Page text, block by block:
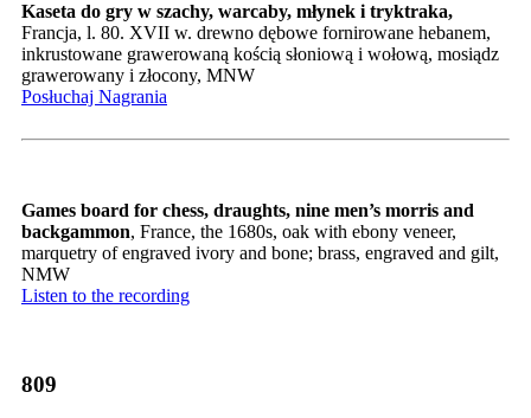
Kaseta do gry w szachy, warcaby, młynek i tryktraka,
Francja, l. 80. XVII w. drewno dębowe fornirowane hebanem,
inkrustowane grawerowaną kością słoniową i wołową, mosiądz
grawerowany i złocony, MNW
Posłuchaj Nagrania
Games board for chess, draughts, nine men’s morris and
backgammon, France, the 1680s, oak with ebony veneer,
marquetry of engraved ivory and bone; brass, engraved and gilt,
NMW
Listen to the recording
809